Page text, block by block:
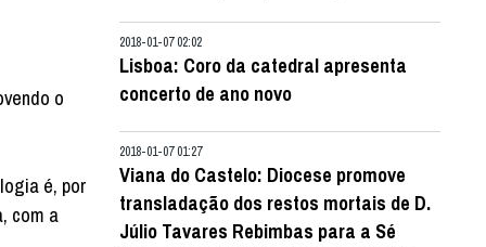
o
é, por
com a
2018-01-07 02:02
Lisboa: Coro da catedral apresenta
concerto de ano novo
2018-01-07 01:27
Viana do Castelo: Diocese promove
transladação dos restos mortais de D.
Júlio Tavares Rebimbas para a Sé